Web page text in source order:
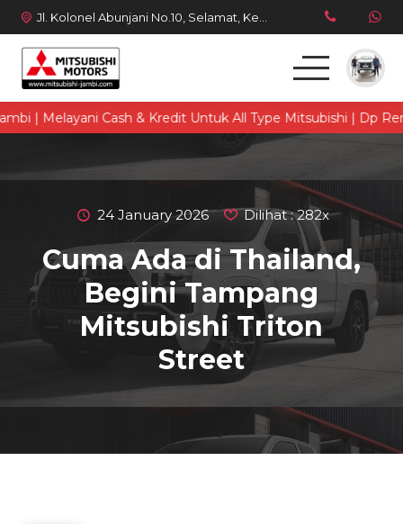
Jl. Kolonel Abunjani No.10, Selamat, Kec. Telanaipura, Kota Jambi, Jambi 36128
Beranda
Produk
Simulasi Kredit
Berita Terbaru
| Melayani Cash & Kredit Untuk All Type Mitsubishi | Dp
24 January 2026 Dilihat : 282x
Cuma Ada di Thailand,
Begini Tampang
Mitsubishi Triton
Street